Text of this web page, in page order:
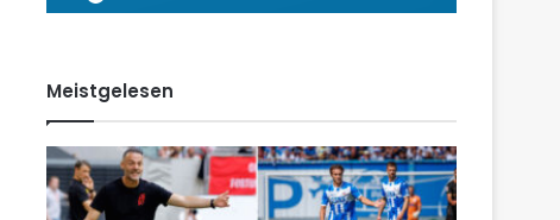
Meistgelesen